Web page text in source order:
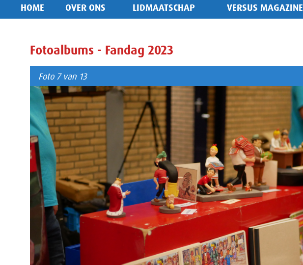
HOME OVER ONS LIDMAATSCHAP VERSUS MAGAZINE
Fotoalbums - Fandag 2023
Foto 7 van 13